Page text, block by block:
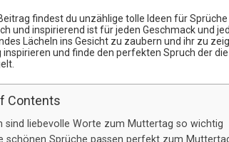
findest du unzählige tolle Ideen für
und inspirierend ist für jeden Geschmack und
Lächeln ins Gesicht zu zaubern und ihr zu
und finde den perfekten Spruch der
Contents
sind liebevolle Worte zum Muttertag so wichtig
schönen Sprüche passen perfekt zum